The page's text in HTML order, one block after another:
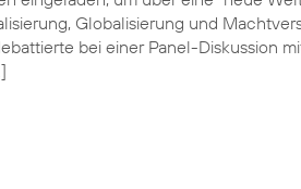
Globalisierung und
bei einer Panel-Diskussion